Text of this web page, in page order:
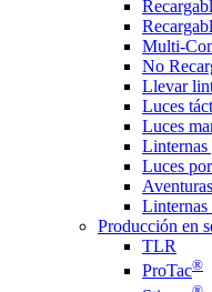
Multi-
No
Llevar
Luces
Luces
Luces
Linternas
Producción en
TLR
ProTac®